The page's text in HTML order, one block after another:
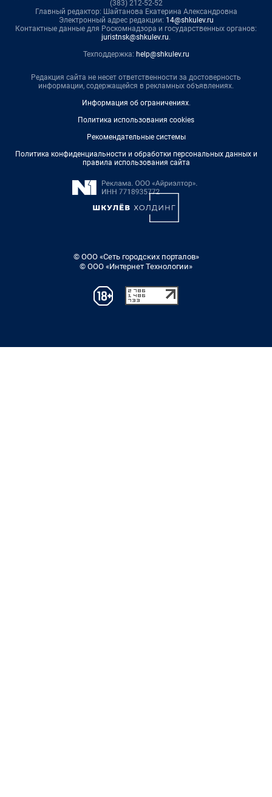
(383) 212-52-52
Главный редактор: Шайтанова Екатерина Александровна
Электронный адрес редакции: 14@shkulev.ru
Контактные данные для Роскомнадзора и государственных органов:
juristnsk@shkulev.ru.
Техподдержка: help@shkulev.ru
Редакция сайта не несет ответственности за достоверность
информации, содержащейся в рекламных объявлениях.
Информация об ограничениях.
Политика использования cookies
Рекомендательные системы
Политика конфиденциальности и обработки персональных данных и
правила использования сайта
© ООО «Сеть городских порталов»
© ООО «Интернет Технологии»